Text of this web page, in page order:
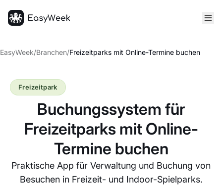
EasyWeek/Branchen/Freizeitparks mit Online-Termine buchen
Buchungssystem für
Freizeitparks mit Online-
Termine buchen
Praktische App für Verwaltung und Buchung von
Besuchen in Freizeit- und Indoor-Spielparks.
Freizeitpark